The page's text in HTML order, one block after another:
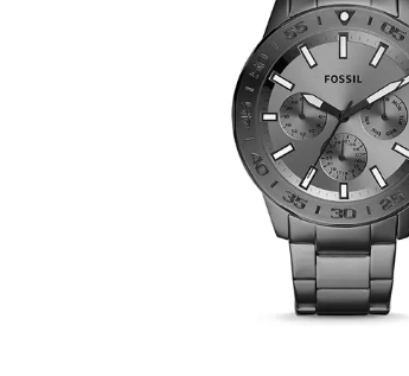
FOSSIL BQ2491
390.00 KM